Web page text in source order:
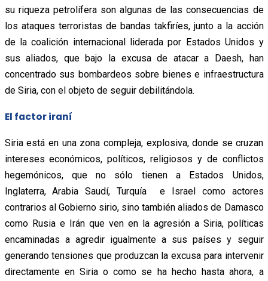
su riqueza petrolífera son algunas de las consecuencias de
los ataques terroristas de bandas takfiríes, junto a la acción
de la coalición internacional liderada por Estados Unidos y
sus aliados, que bajo la excusa de atacar a Daesh, han
concentrado sus bombardeos sobre bienes e infraestructura
de Siria, con el objeto de seguir debilitándola.
El factor iraní
Siria está en una zona compleja, explosiva, donde se cruzan
intereses económicos, políticos, religiosos y de conflictos
hegemónicos, que no sólo tienen a Estados Unidos,
Inglaterra, Arabia Saudí, Turquía e Israel como actores
contrarios al Gobierno sirio, sino también aliados de Damasco
como Rusia e Irán que ven en la agresión a Siria, políticas
encaminadas a agredir igualmente a sus países y seguir
generando tensiones que produzcan la excusa para intervenir
directamente en Siria o como se ha hecho hasta ahora, a